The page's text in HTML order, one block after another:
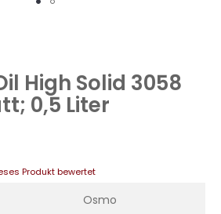
High Solid 3058
0,5 Liter
Produkt bewertet
Osmo